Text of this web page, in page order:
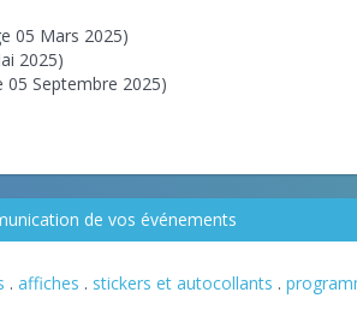
05 Mars 2025)
2025)
Septembre 2025)
de vos événements
. affiches . stickers et autocollants .